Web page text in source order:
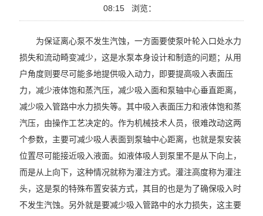
08:15
浏览：
为保证离心泵不发生汽蚀，一方面要使泵叶轮入口处水力
损失和流动畸变减少，这是水泵本身设计和制造的问题；从用
户角度则要尽可能多地提供吸入动力，即要提高吸入表面压
力，减少液体饱和蒸汽压，减少吸入面和泵轴中心垂直距离，
减少吸入管路中水力损失等。其中吸入表面压力和液体饱和蒸
汽压，由操作工艺决定的。作为机械技术人员，很难改动这两
个参数，主要可减少吸人表面到泵轴中心距离，也就是泵安装
位置尽可能接近吸入液面。如液体吸人到泵里不是从下向上，
而是从上向下，这种情况就称为灌注方式。灌注高度称为灌注
头，这是泵的特殊布置安装方式，其目的也是为了确保吸入时
不发生汽蚀。另外就是要减少吸入管路中的水力损失，这主要